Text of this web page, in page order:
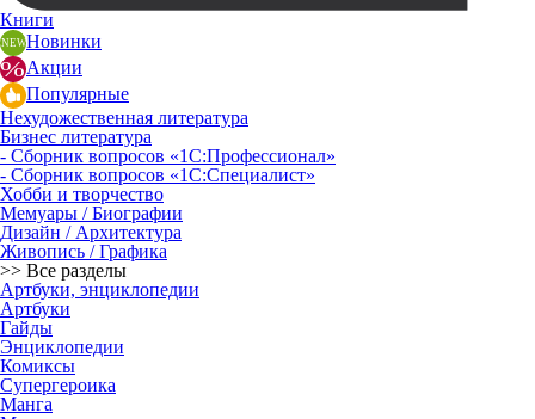
Книги
Новинки
Акции
Популярные
Нехудожественная литература
Бизнес литература
- Сборник вопросов «1С:Профессионал»
- Сборник вопросов «1С:Специалист»
Хобби и творчество
Мемуары / Биографии
Дизайн / Архитектура
Живопись / Графика
>> Все разделы
Артбуки, энциклопедии
Артбуки
Гайды
Энциклопедии
Комиксы
Супергероика
Манга